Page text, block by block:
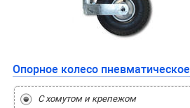
Опорное колесо пневматическое
С хомутом и крепежом